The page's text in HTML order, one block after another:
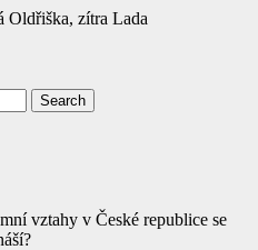
Oldřiška, zítra Lada
Search
vztahy v České republice se